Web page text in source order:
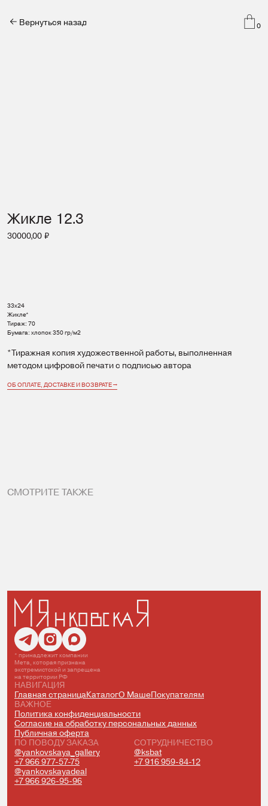
Вернуться назад 0
Жикле 12.3
30000,00₽
33х24
Жикле*
Тираж: 70
Бумага: хлопок 350 гр/м2
*Тиражная копия художественной работы, выполненная
методом цифровой печати с подписью автора
ОБ ОПЛАТЕ, ДОСТАВКЕ И ВОЗВРАТЕ →
СМОТРИТЕ ТАКЖЕ
* принадлежит компании
Мета, которая признана
экстремистской и запрещена
на территории РФ
НАВИГАЦИЯ
Главная страницаКаталогО МашеПокупателям
ВАЖНОЕ
Политика конфиденциальности
Согласие на обработку персональных данных
Публичная оферта
ПО ПОВОДУ ЗАКАЗА
@yankovskaya_gallery
+7 966 977-57-75
@yankovskayadeal
+7 966 926-95-96
СОТРУДНИЧЕСТВО
@ksbat
+7 916 959-84-12